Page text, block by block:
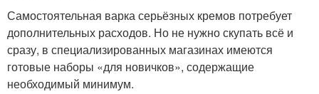
Самостоятельная варка серьёзных кремов потребует
дополнительных расходов. Но не нужно скупать всё и
сразу, в специализированных магазинах имеются
готовые наборы «для новичков», содержащие
необходимый минимум.